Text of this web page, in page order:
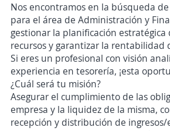
Nos encontramos en la búsqueda
para el área de Administración y
gestionar la planificación estratégica
recursos y garantizar la rentabilidad
Si eres un profesional con visión
experiencia en tesorería, ¡esta
¿Cuál será tu misión?
Asegurar el cumplimiento de las
empresa y la liquidez de la misma,
recepción y distribución de ingresos/